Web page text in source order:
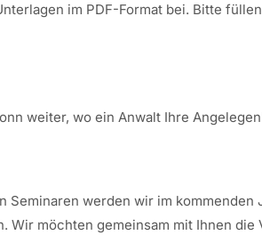
im PDF-Format bei. Bitte
weiter, wo ein Anwalt Ihre
werden wir im kommenden
möchten gemeinsam mit Ihnen die